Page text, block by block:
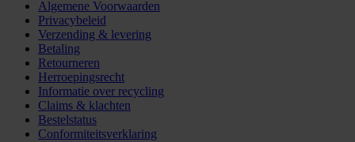
Algemene Voorwaarden
Privacybeleid
Verzending & levering
Betaling
Retourneren
Herroepingsrecht
Informatie over recycling
Claims & klachten
Bestelstatus
Conformiteitsverklaring